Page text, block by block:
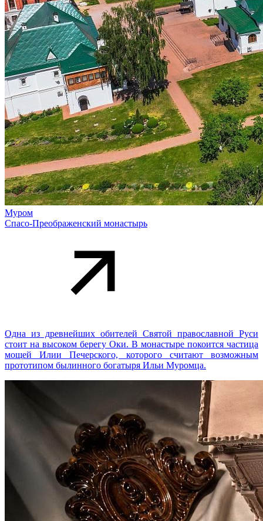
Муром
Спасо-Преображенский монастырь
Одна из древнейших обителей Святой православной Руси
стоит на высоком берегу Оки. В монастыре покоится частица
мощей Илии Печерского, которого считают возможным
прототипом былинного богатыря Ильи Муромца.